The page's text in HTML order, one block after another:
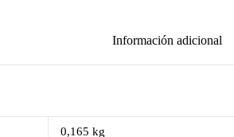
Información adicional
0,165 kg